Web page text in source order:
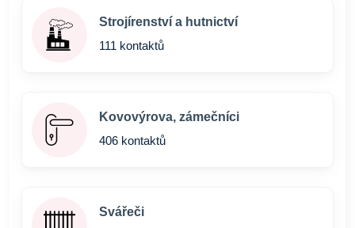
Strojírenství a hutnictví
111 kontaktů
Kovovýrova, zámečníci
406 kontaktů
Svářeči